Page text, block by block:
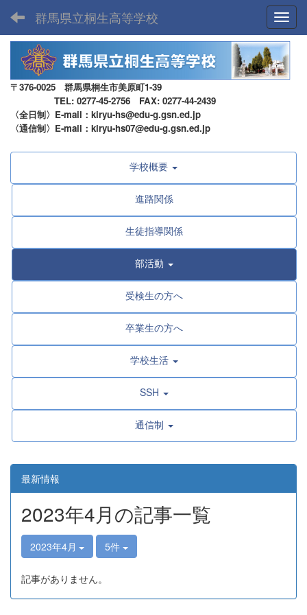
群馬県立桐生高等学校
〒376-0025 群馬県桐生市美原町1-39
TEL: 0277-45-2756 FAX: 0277-44-2439
〈全日制〉E-mail：kiryu-hs@edu-g.gsn.ed.jp
〈通信制〉E-mail：kiryu-hs07@edu-g.gsn.ed.jp
学校概要
進路関係
生徒指導関係
部活動
受検生の方へ
卒業生の方へ
学校生活
SSH
通信制
最新情報
2023年4月の記事一覧
2023年4月 5件
記事がありません。